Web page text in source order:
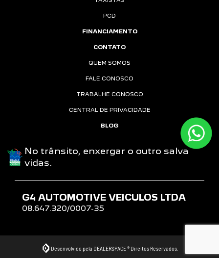
PCD
FINANCIAMENTO
CONTATO
QUEM SOMOS
FALE CONOSCO
TRABALHE CONOSCO
CENTRAL DE PRIVACIDADE
BLOG
No trânsito, enxergar o outro salva
vidas.
G4 AUTOMOTIVE VEICULOS LTDA
08.647.320/0007-35
Desenvolvido pela DEALERSPACE ® Direitos Reservados.